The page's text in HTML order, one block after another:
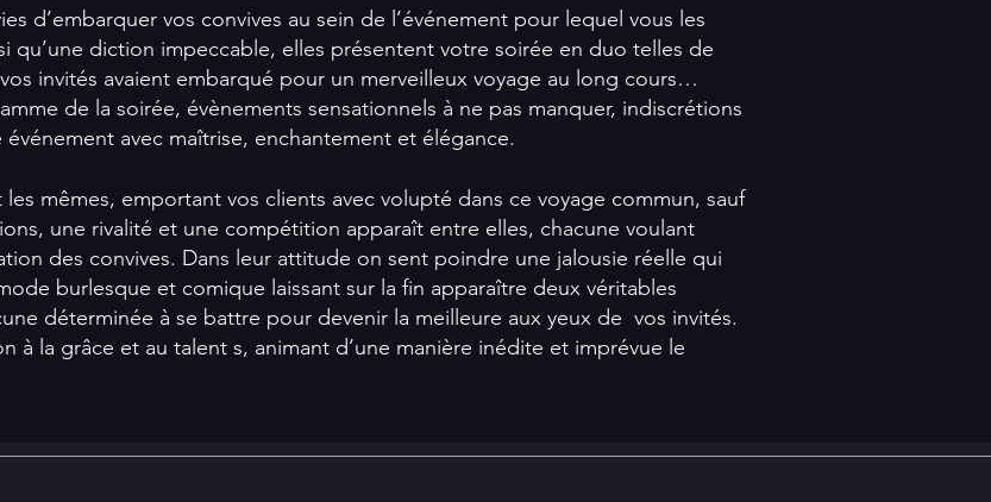
d’embarquer vos convives au sein de l’événement pour lequel vous les
qu’une diction impeccable, elles présentent votre soirée en duo telles de
invités avaient embarqué pour un merveilleux voyage au long cours…
de la soirée, évènements sensationnels à ne pas manquer, indiscrétions
avec maîtrise, enchantement et élégance.
mêmes, emportant vos clients avec volupté dans ce voyage commun, sauf
une rivalité et une compétition apparaît entre elles, chacune voulant
des convives. Dans leur attitude on sent poindre une jalousie réelle qui
burlesque et comique laissant sur la fin apparaître deux véritables
déterminée à se battre pour devenir la meilleure aux yeux de vos invités.
la grâce et au talent s, animant d’une manière inédite et imprévue le